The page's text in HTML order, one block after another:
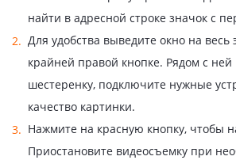
найти в адресной строке значок с
Для удобства выведите окно на весь
крайней правой кнопке. Рядом с ней
шестеренку, подключите нужные
качество картинки.
Нажмите на красную кнопку, чтобы
Приостановите видеосъемку при